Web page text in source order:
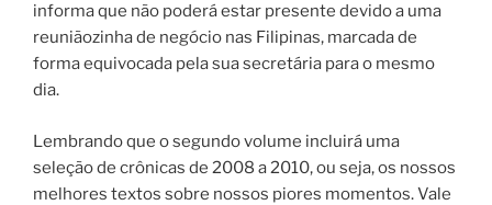
informa que não poderá estar presente devido a uma
reuniãozinha de negócio nas Filipinas, marcada de
forma equivocada pela sua secretária para o mesmo
dia.
Lembrando que o segundo volume incluirá uma
seleção de crônicas de 2008 a 2010, ou seja, os nossos
melhores textos sobre nossos piores momentos. Vale